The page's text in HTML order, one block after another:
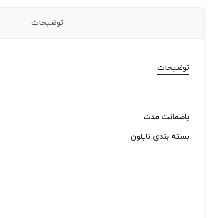
توضیحات
توضیحات
باضمانت مدت
بسته بندی نایلون